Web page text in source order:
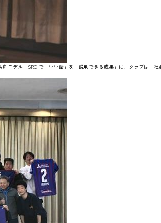
モデル—SROIで「いい話」を「説明できる成果」に。クラブは「